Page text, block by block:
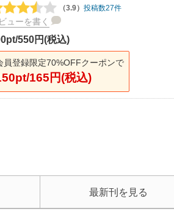
（3.9） 投稿数27件
ューを書く
550円(税込)
員登録限定70%OFFクーポンで
165円(税込)
最新刊を見る